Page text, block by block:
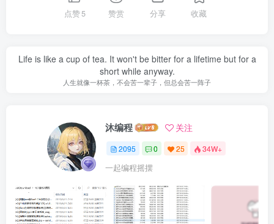
点赞5 赞赏 分享 收藏
Life is like a cup of tea. It won't be bitter for a lifetime but for a
short while anyway.
人生就像一杯茶，不会苦一辈子，但总会苦一阵子
沐编程 关注
2095 0 25 34W+
一起编程摇摆